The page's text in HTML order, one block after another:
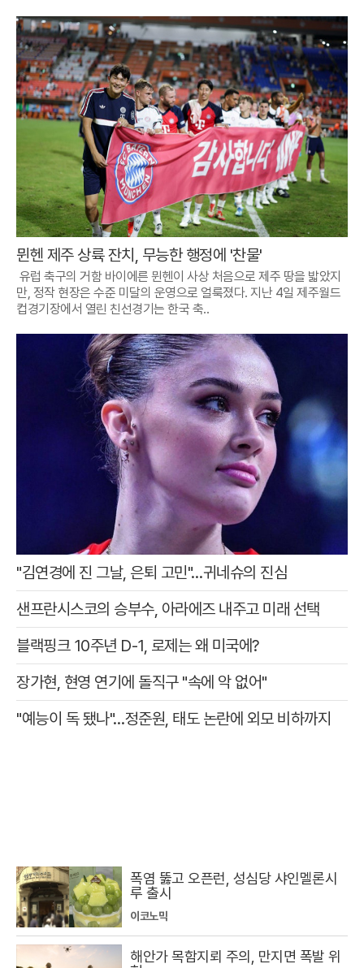
뮌헨 제주 상륙 잔치, 무능한 행정에 '찬물'
유럽 축구의 거함 바이에른 뮌헨이 사상 처음으로 제주 땅을 밟았지
만, 정작 현장은 수준 미달의 운영으로 얼룩졌다. 지난 4일 제주월드
컵경기장에서 열린 친선경기는 한국 축..
"김연경에 진 그날, 은퇴 고민"…귀네슈의 진심
샌프란시스코의 승부수, 아라에즈 내주고 미래 선택
블랙핑크 10주년 D-1, 로제는 왜 미국에?
장가현, 현영 연기에 돌직구 "속에 악 없어"
"예능이 독 됐나"…정준원, 태도 논란에 외모 비하까지
폭염 뚫고 오픈런, 성심당 샤인멜론시
루 출시
이코노믹
해안가 목함지뢰 주의, 만지면 폭발 위